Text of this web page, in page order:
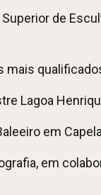
de
mais
Lagoa
em
em